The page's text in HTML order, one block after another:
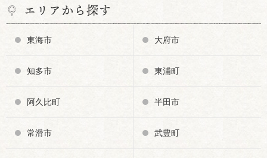
エリアから探す
東海市 大府市
知多市 東浦町
阿久比町 半田市
常滑市 武豊町